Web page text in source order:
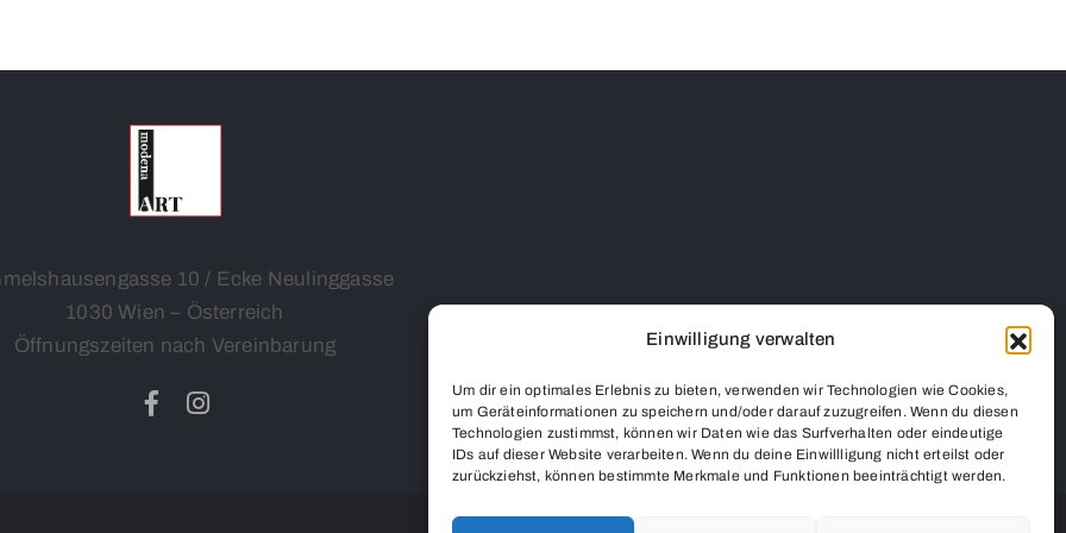
Einwilligung verwalten
Um dir ein optimales Erlebnis zu bieten, verwenden wir Technologien wie Cookies,
um Geräteinformationen zu speichern und/oder darauf zuzugreifen. Wenn du diesen
Technologien zustimmst, können wir Daten wie das Surfverhalten oder eindeutige
IDs auf dieser Website verarbeiten. Wenn du deine Einwillligung nicht erteilst oder
zurückziehst, können bestimmte Merkmale und Funktionen beeinträchtigt werden.
10 / Ecke Neulinggasse
1030 Wien – Österreich
Öffnungszeiten nach Vereinbarung